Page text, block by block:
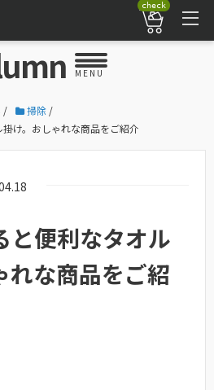
check
MENU
/ 掃除 /
け。おしゃれな商品をご紹介
と便利なタオル
れな商品をご紹